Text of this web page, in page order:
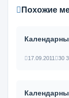
Похожие
17.09.2011 30